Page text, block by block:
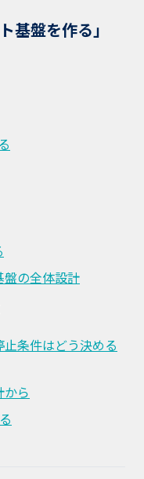
基盤を作る」
盤の全体設計
条件はどう決める
ら